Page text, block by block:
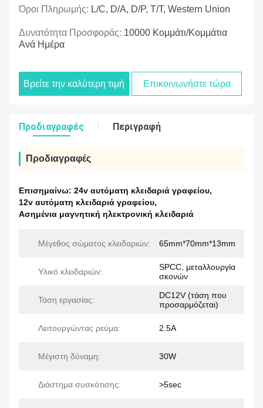
Όροι Πληρωμής: L/C, D/A, D/P, T/T, Western Union
Δυνατότητα Προσφοράς: 10000 Κομμάτι/κομμάτια
Ανά Ημέρα
Βρείτε την καλύτερη τιμή Επικοινωνήστε τώρα
Προδιαγραφές Περιγραφή
Προδιαγραφές
Επισημαίνω: 24v αυτόματη κλειδαριά γραφείου,
12v αυτόματη κλειδαριά γραφείου,
Ασημένια μαγνητική ηλεκτρονική κλειδαριά
Μέγεθος σώματος κλειδαριών: 65mm*70mm*13mm
Υλικό κλειδαριών:
SPCC, μεταλλουργία
σκονών
Τάση εργασίας:
DC12V (τάση που
προσαρμόζεται)
Λειτουργώντας ρεύμα: 2.5A
Μέγιστη δύναμη: 30W
Διάστημα συσκότισης: >5sec